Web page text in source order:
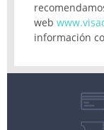
web
información